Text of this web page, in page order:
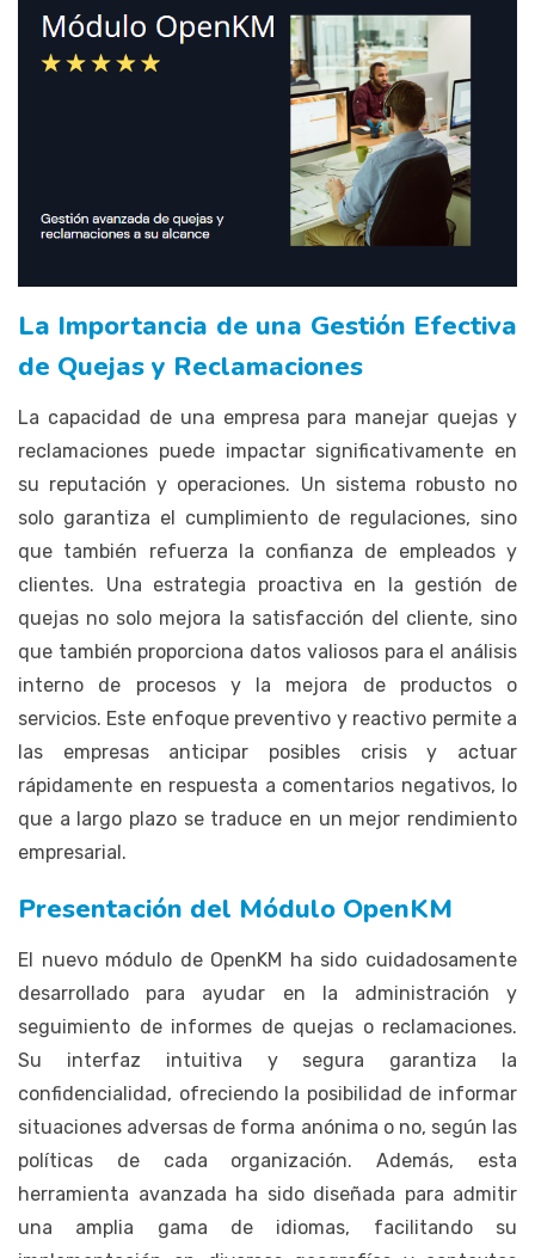
La Importancia de una Gestión Efectiva
de Quejas y Reclamaciones
La capacidad de una empresa para manejar quejas y
reclamaciones puede impactar significativamente en
su reputación y operaciones. Un sistema robusto no
solo garantiza el cumplimiento de regulaciones, sino
que también refuerza la confianza de empleados y
clientes. Una estrategia proactiva en la gestión de
quejas no solo mejora la satisfacción del cliente, sino
que también proporciona datos valiosos para el análisis
interno de procesos y la mejora de productos o
servicios. Este enfoque preventivo y reactivo permite a
las empresas anticipar posibles crisis y actuar
rápidamente en respuesta a comentarios negativos, lo
que a largo plazo se traduce en un mejor rendimiento
empresarial.
Presentación del Módulo OpenKM
El nuevo módulo de OpenKM ha sido cuidadosamente
desarrollado para ayudar en la administración y
seguimiento de informes de quejas o reclamaciones.
Su interfaz intuitiva y segura garantiza la
confidencialidad, ofreciendo la posibilidad de informar
situaciones adversas de forma anónima o no, según las
políticas de cada organización. Además, esta
herramienta avanzada ha sido diseñada para admitir
una amplia gama de idiomas, facilitando su